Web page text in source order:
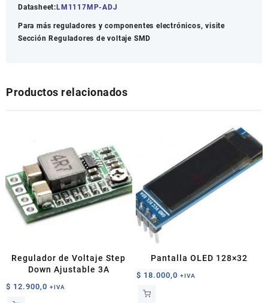
Datasheet: LM1117MP-ADJ
Para más reguladores y componentes electrónicos, visite
Sección Reguladores de voltaje SMD
Productos relacionados
Regulador de Voltaje Step
Down Ajustable 3A
$ 12.900,0 +IVA
Pantalla OLED 128×32
$ 18.000,0 +IVA